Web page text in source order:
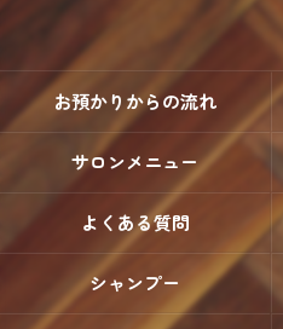
お預かりからの流れ
サロンメニュー
よくある質問
シャンプー